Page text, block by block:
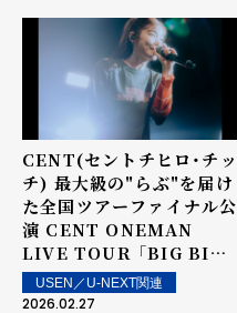
CENT(セントチヒロ・チッ
チ) 最大級の"らぶ"を届け
た全国ツアーファイナル公
演 CENT ONEMAN
LIVE TOUR 「BIG BIG
LOVE TOUR FINAL
LOVE YA ♡♡♡」 ライブ
USEN／U-NEXT関連
2026.02.27